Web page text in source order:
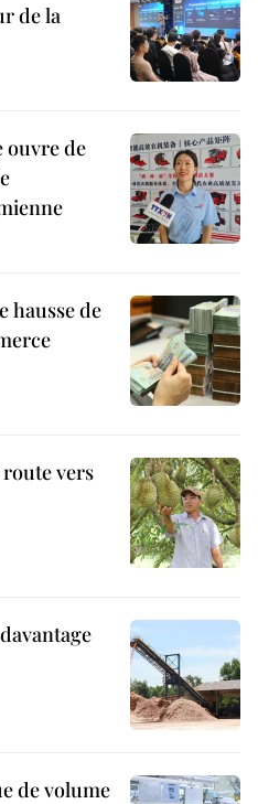
de la
ouvre de
hausse de
vers
de volume